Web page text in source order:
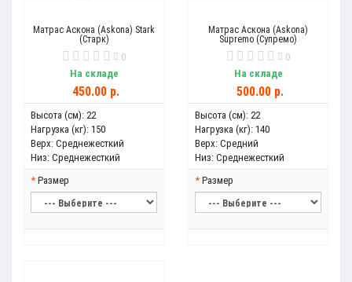
Матрас Аскона (Askona) Stark
(Старк)
0
На складе
450.00 р.
Высота (см): 22
Нагрузка (кг): 150
Верх: Среднежесткий
Низ: Среднежесткий
Размер
Матрас Аскона (Askona)
Supremo (Супремо)
0
На складе
500.00 р.
Высота (см): 22
Нагрузка (кг): 140
Верх: Средний
Низ: Среднежесткий
Размер